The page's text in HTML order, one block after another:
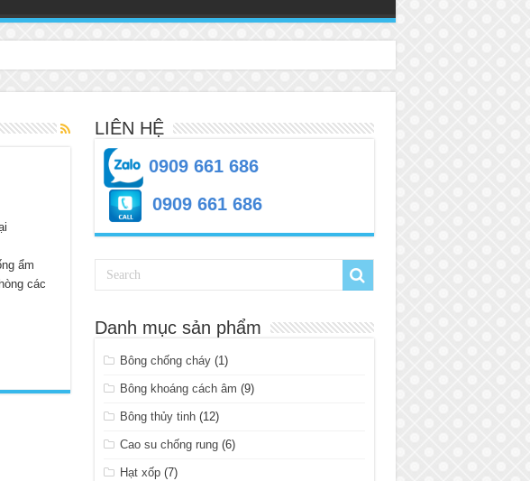
ẩm
các
LIÊN HỆ
0909 661 686
0909 661 686
Danh mục sản phẩm
Bông chống cháy (1)
Bông khoáng cách âm (9)
Bông thủy tinh (12)
Cao su chống rung (6)
Hạt xốp (7)